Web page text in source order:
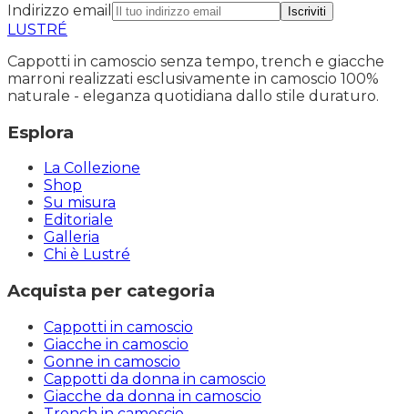
Indirizzo email
Iscriviti
LUSTRÉ
Cappotti in camoscio senza tempo, trench e giacche
marroni realizzati esclusivamente in camoscio 100%
naturale - eleganza quotidiana dallo stile duraturo.
Esplora
La Collezione
Shop
Su misura
Editoriale
Galleria
Chi è Lustré
Acquista per categoria
Cappotti in camoscio
Giacche in camoscio
Gonne in camoscio
Cappotti da donna in camoscio
Giacche da donna in camoscio